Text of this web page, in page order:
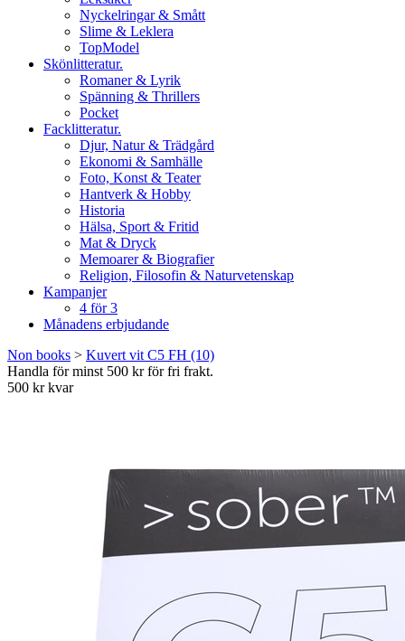
Nyckelringar & Smått
Slime & Leklera
TopModel
Skönlitteratur.
Romaner & Lyrik
Spänning & Thrillers
Pocket
Facklitteratur.
Djur, Natur & Trädgård
Ekonomi & Samhälle
Foto, Konst & Teater
Hantverk & Hobby
Historia
Hälsa, Sport & Fritid
Mat & Dryck
Memoarer & Biografier
Religion, Filosofin & Naturvetenskap
Kampanjer
4 för 3
Månadens erbjudande
Non books > Kuvert vit C5 FH (10)
Handla för minst 500 kr för fri frakt.
500 kr kvar